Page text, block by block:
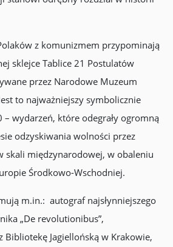
z komunizmem przypominają
sklejce Tablice 21 Postulatów
przez Narodowe Muzeum
to najważniejszy symbolicznie
– wydarzeń, które odegrały ogromną
odzyskiwania wolności przez
skali międzynarodowej, w obaleniu
Środkowo-Wschodniej.
m.in.: autograf najsłynniejszego
„De revolutionibus”,
Bibliotekę Jagiellońską w Krakowie,